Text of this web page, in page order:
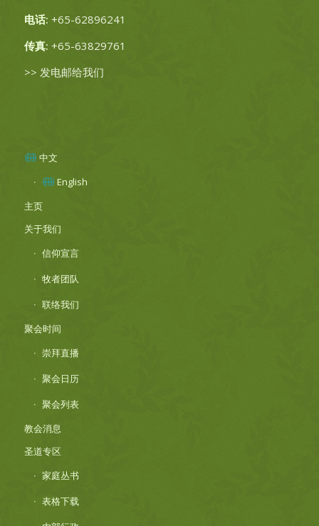
电话: +65-62896241
传真: +65-63829761
>> 发电邮给我们
中文
English
主页
关于我们
信仰宣言
牧者团队
联络我们
聚会时间
崇拜直播
聚会日历
聚会列表
教会消息
圣道专区
家庭丛书
表格下载